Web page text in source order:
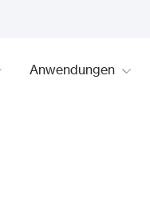
Anwendungen